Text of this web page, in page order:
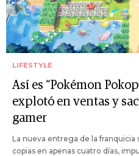
LIFESTYLE
Así es “Pokémon
explotó en ventas y
gamer
La nueva entrega de la
copias en apenas cuatro días,